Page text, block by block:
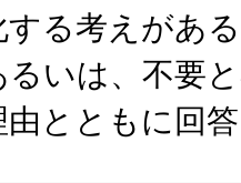
する考えがあ
るいは、不要
由とともに回